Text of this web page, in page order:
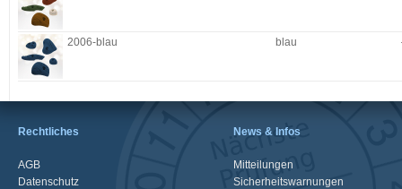
2006-blau blau
Rechtliches
AGB
Datenschutz
News & Infos
Mitteilungen
Sicherheitswarnungen